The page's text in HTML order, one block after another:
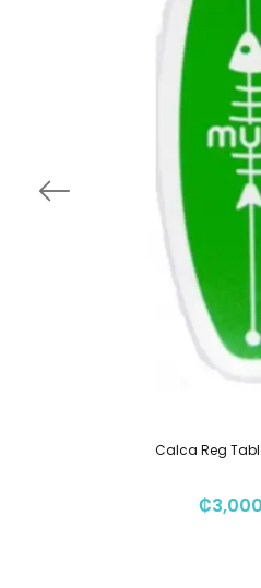
Calca Reg
₡